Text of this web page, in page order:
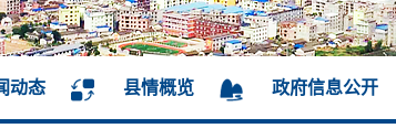
动态 县情概览 政府信息公开